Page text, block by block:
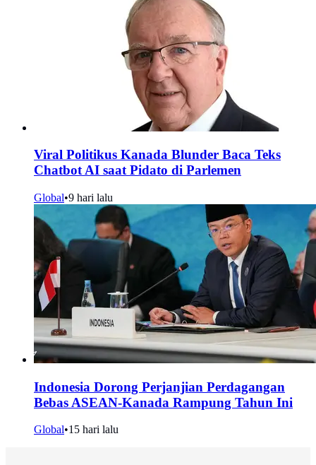
Viral Politikus Kanada Blunder Baca Teks
Chatbot AI saat Pidato di Parlemen
Global•9 hari lalu
Indonesia Dorong Perjanjian Perdagangan
Bebas ASEAN-Kanada Rampung Tahun Ini
Global•15 hari lalu